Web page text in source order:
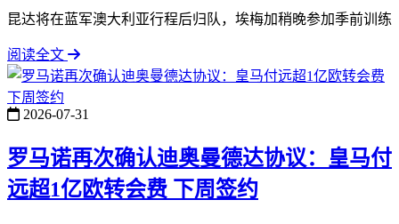
昆达将在蓝军澳大利亚行程后归队，埃梅加稍晚参加季前训练
阅读全文
2026-07-31
罗马诺再次确认迪奥曼德达协议：皇马付
远超1亿欧转会费 下周签约